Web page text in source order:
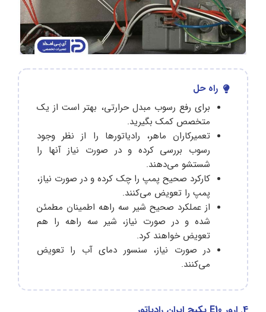
راه حل
برای رفع رسوب مبدل حرارتی، بهتر است از یک
متخصص کمک بگیرید.
تعمیرکاران ماهر، رادیاتورها را از نظر وجود
رسوب بررسی کرده و در صورت نیاز آنها را
شستشو می‌دهند.
کارکرد صحیح پمپ را چک کرده و در صورت نیاز،
پمپ را تعویض می‌کنند.
از عملکرد صحیح شیر سه راهه اطمینان مطمئن
شده و در صورت نیاز، شیر سه راهه را هم
تعویض خواهند کرد.
در صورت نیاز، سنسور دمای آب را تعویض
می‌کنند.